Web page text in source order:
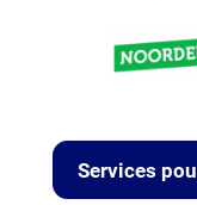
Services